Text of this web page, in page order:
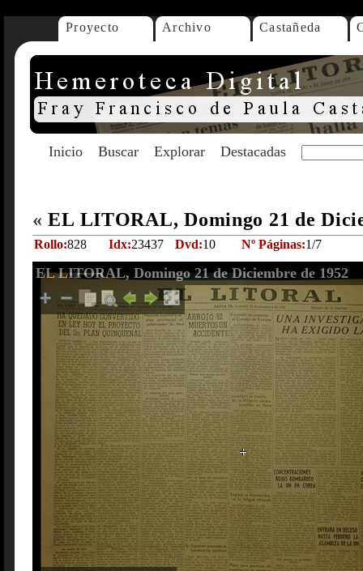
Proyecto Archivo Castañeda
Inicio Buscar Explorar Destacadas
« EL LITORAL, Domingo 21 de
Rollo:828 Idx:23437 Dvd:10 Nº Páginas:1/7
EL LITORAL, Domingo 21 de Diciembre de 1952